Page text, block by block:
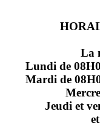
La
Lundi de
Mardi de
Jeudi et